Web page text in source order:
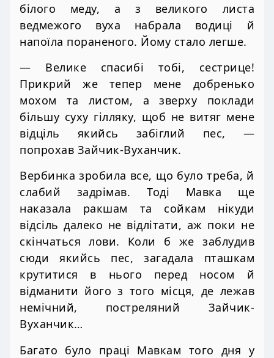
білого меду, а з великого листа
ведмежого вуха набрала водиці й
напоїла пораненого. Йому стало легше.
— Велике спасибі тобі, сестрице!
Прикрий же тепер мене добренько
мохом та листом, а зверху поклади
більшу суху гілляку, щоб не витяг мене
відціль якийсь забіглий пес, —
попрохав Зайчик-Вуханчик.
Вербинка зробила все, що було треба, й
слабий задрімав. Тоді Мавка ще
наказала ракшам та сойкам нікуди
відсіль далеко не відлітати, аж поки не
скінчаться лови. Коли б же заблудив
сюди якийсь пес, загадала пташкам
крутитися в нього перед носом й
відманити його з того місця, де лежав
немічний, постреляний Зайчик-
Вуханчик…
Багато було праці Мавкам того дня у